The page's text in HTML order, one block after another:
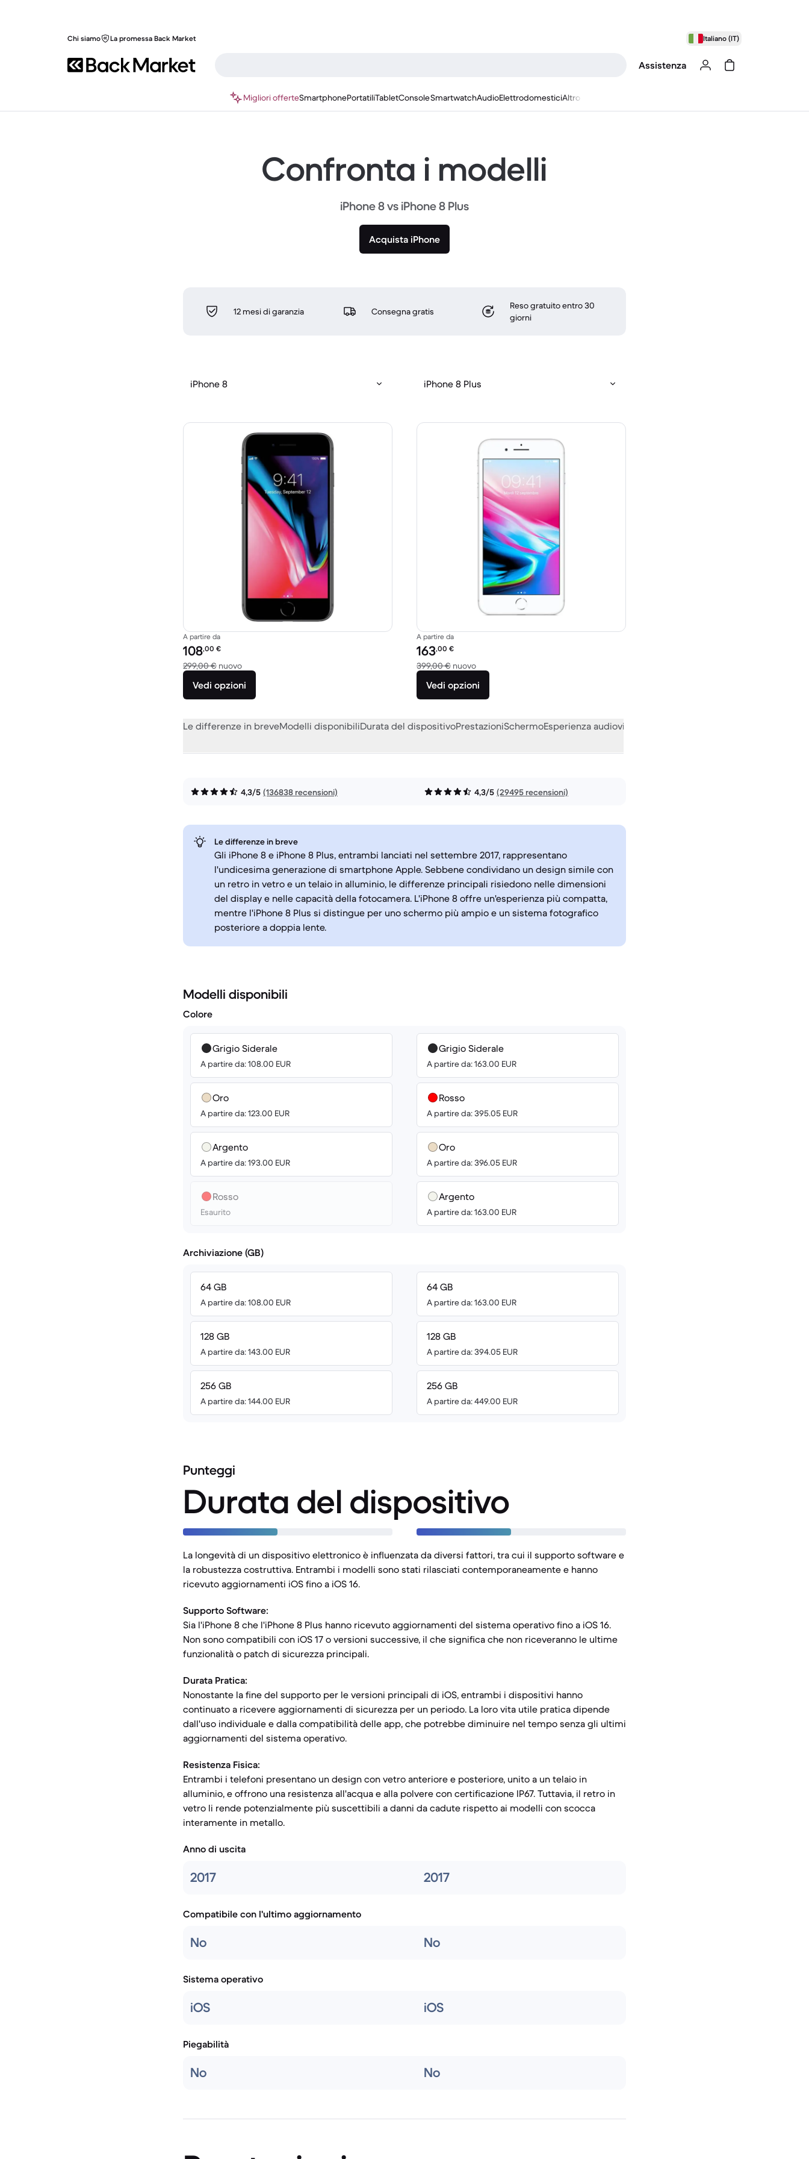
Chi siamo La promessa Back Market Italiano (IT)
Assistenza
Migliori offerteSmartphonePortatiliTabletConsoleSmartwatchAudioElettrodomesticiAltro
Confronta i modelli
iPhone 8 vs iPhone 8 Plus
Acquista iPhone
12 mesi di garanzia Consegna gratis
Reso gratuito entro 30
giorni
iPhone 8 iPhone 8 Plus
A partire da
Prezzo del ricondizionato:
108,00 €
299,00 € nuovoRispetto a 299,00 € del nuovo
Vedi opzioni
A partire da
Prezzo del ricondizionato:
163,00 €
399,00 € nuovoRispetto a 399,00 € del nuovo
Vedi opzioni
Le differenze in breveModelli disponibiliDurata del dispositivoPrestazioniSchermoEsperienza audiovisiva
4,3/5 (136838 recensioni) 4,3/5 (29495 recensioni)
Le differenze in breve
Gli iPhone 8 e iPhone 8 Plus, entrambi lanciati nel settembre 2017, rappresentano
l'undicesima generazione di smartphone Apple. Sebbene condividano un design simile con
un retro in vetro e un telaio in alluminio, le differenze principali risiedono nelle dimensioni
del display e nelle capacità della fotocamera. L'iPhone 8 offre un'esperienza più compatta,
mentre l'iPhone 8 Plus si distingue per uno schermo più ampio e un sistema fotografico
posteriore a doppia lente.
Modelli disponibili
Colore
Grigio Siderale
A partire da: 108.00 EUR
Oro
A partire da: 123.00 EUR
Argento
A partire da: 193.00 EUR
Rosso
Esaurito
Grigio Siderale
A partire da: 163.00 EUR
Rosso
A partire da: 395.05 EUR
Oro
A partire da: 396.05 EUR
Argento
A partire da: 163.00 EUR
Archiviazione (GB)
64 GB
A partire da: 108.00 EUR
128 GB
A partire da: 143.00 EUR
256 GB
A partire da: 144.00 EUR
64 GB
A partire da: 163.00 EUR
128 GB
A partire da: 394.05 EUR
256 GB
A partire da: 449.00 EUR
Punteggi
Durata del dispositivo
La longevità di un dispositivo elettronico è influenzata da diversi fattori, tra cui il supporto software e
la robustezza costruttiva. Entrambi i modelli sono stati rilasciati contemporaneamente e hanno
ricevuto aggiornamenti iOS fino a iOS 16.
Supporto Software:
Sia l'iPhone 8 che l'iPhone 8 Plus hanno ricevuto aggiornamenti del sistema operativo fino a iOS 16.
Non sono compatibili con iOS 17 o versioni successive, il che significa che non riceveranno le ultime
funzionalità o patch di sicurezza principali.
Durata Pratica:
Nonostante la fine del supporto per le versioni principali di iOS, entrambi i dispositivi hanno
continuato a ricevere aggiornamenti di sicurezza per un periodo. La loro vita utile pratica dipende
dall'uso individuale e dalla compatibilità delle app, che potrebbe diminuire nel tempo senza gli ultimi
aggiornamenti del sistema operativo.
Resistenza Fisica:
Entrambi i telefoni presentano un design con vetro anteriore e posteriore, unito a un telaio in
alluminio, e offrono una resistenza all'acqua e alla polvere con certificazione IP67. Tuttavia, il retro in
vetro li rende potenzialmente più suscettibili a danni da cadute rispetto ai modelli con scocca
interamente in metallo.
Anno di uscita
2017 2017
Compatibile con l'ultimo aggiornamento
No No
Sistema operativo
iOS iOS
Piegabilità
No No